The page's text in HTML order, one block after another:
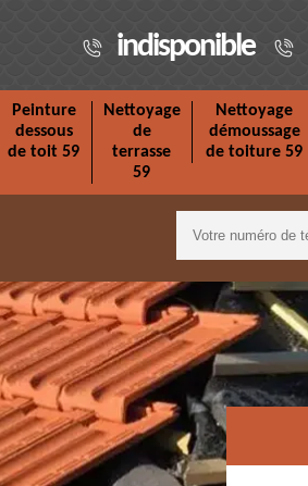
indisponible
Peinture
dessous
de toit 59
Nettoyage
de
terrasse
59
Nettoyage
démoussage
de toiture 59